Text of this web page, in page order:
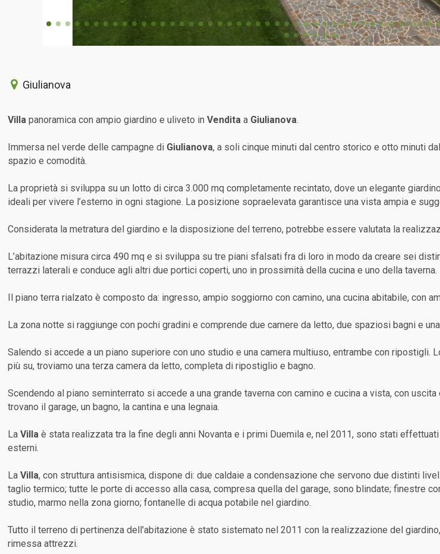
Giulianova
Villa panoramica con ampio giardino e uliveto inVendita a Giulianova.
Immersa nel verde delle campagne di Giulianova, a soli cinque minuti dal centro storico e otto minuti
spazio e comodità.
La proprietà si sviluppa su un lotto di circa 3.000 mq completamente recintato, dove un elegante
ideali per vivere l’esterno in ogni stagione. La posizione sopraelevata garantisce una vista ampia e
Considerata la metratura del giardino e la disposizione del terreno, potrebbe essere valutata la
L’abitazione misura circa 490 mq e si sviluppa su tre piani sfalsati fra di loro in modo da creare sei
terrazzi laterali e conduce agli altri due portici coperti, uno in prossimità della cucina e uno della taverna.
Il piano terra rialzato è composto da: ingresso, ampio soggiorno con camino, una cucina abitabile, con
La zona notte si raggiunge con pochi gradini e comprende due camere da letto, due spaziosi bagni e
Salendo si accede a un piano superiore con uno studio e una camera multiuso, entrambe con
più su, troviamo una terza camera da letto, completa di ripostiglio e bagno.
Scendendo al piano seminterrato si accede a una grande taverna con camino e cucina a vista, con
trovano il garage, un bagno, la cantina e una legnaia.
LaVilla è stata realizzata tra la fine degli anni Novanta e i primi Duemila e, nel 2011, sono stati
esterni.
LaVilla, con struttura antisismica, dispone di: due caldaie a condensazione che servono due distinti
taglio termico; tutte le porte di accesso alla casa, compresa quella del garage, sono blindate; finestre
studio, marmo nella zona giorno; fontanelle di acqua potabile nel giardino.
Tutto il terreno di pertinenza dell'abitazione è stato sistemato nel 2011 con la realizzazione del
rimessa attrezzi.